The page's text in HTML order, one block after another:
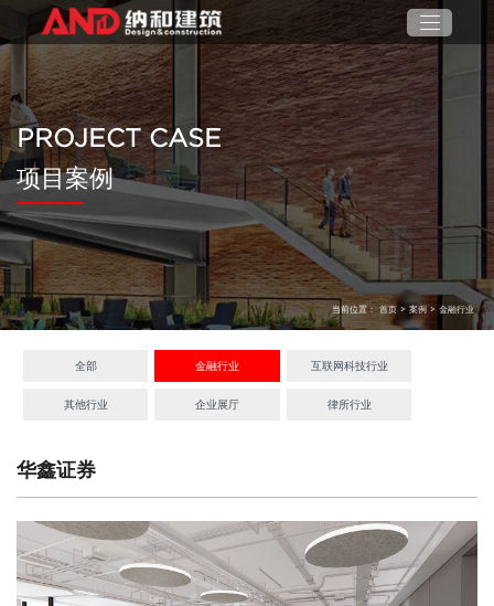
PROJECT CASE
项目案例
当前位置： 首页 > 案例 > 金融行业
全部 金融行业 互联网科技行业
其他行业 企业展厅 律所行业
华鑫证券